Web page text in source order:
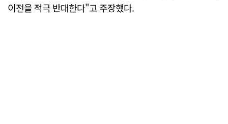
이전을 적극 반대한다"고 주장했다.